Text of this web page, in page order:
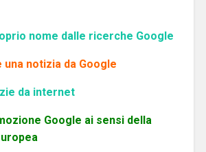
nome dalle ricerche Google
notizia da Google
da internet
Google ai sensi della